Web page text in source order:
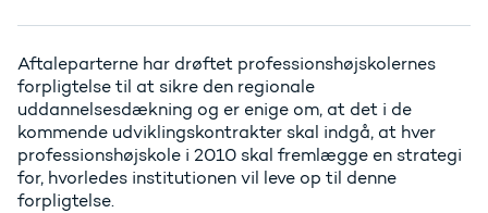
Aftaleparterne har drøftet professionshøjskolernes
forpligtelse til at sikre den regionale
uddannelsesdækning og er enige om, at det i de
kommende udviklingskontrakter skal indgå, at hver
professionshøjskole i 2010 skal fremlægge en strategi
for, hvorledes institutionen vil leve op til denne
forpligtelse.